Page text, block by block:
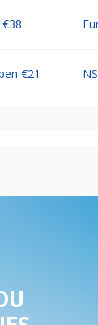
€21 NS